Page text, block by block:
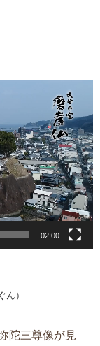
02:00
ん）
陀三尊像が見